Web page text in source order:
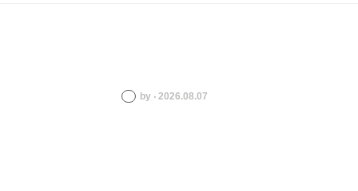
by ‧ 2026.08.07